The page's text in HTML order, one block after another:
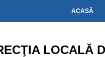
ACASĂ
LOCALĂ